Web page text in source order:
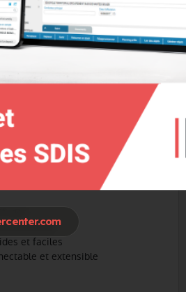
est prête à l’emploi en moins
polyvalente et modulable
70 ans, nous travaillons en
les services de secours et les
lorsque le temps est compté et
logistique et la rapidité de
tentes de sauvetage pliables FRZ
fiable lors de vos
et fabriquées conformément
les plus exigeantes, les
unes aux autres au biais de pièces
pour mieux répondre aux
et faciles
et extensible